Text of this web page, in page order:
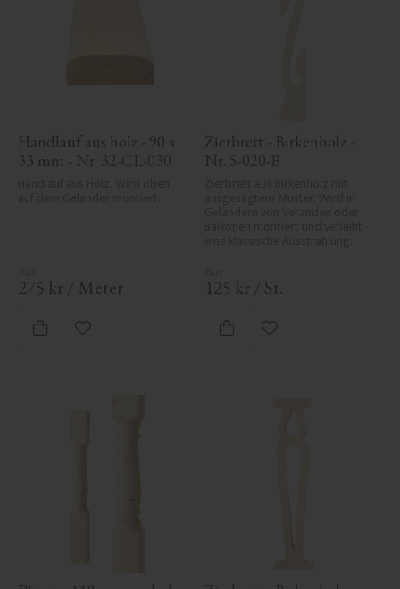
Handlauf aus holz - 90 x
33 mm - Nr. 32-CL-030
275 kr / Meter
Zu Favoriten hinzufügen
Zierbrett - Birkenholz -
Nr. 5-020-B
125 kr / St.
Zu Favoriten